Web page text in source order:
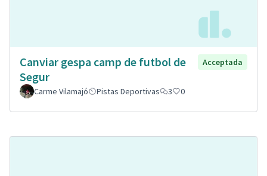
Canviar gespa camp de futbol de
Segur
Acceptada
Carme Vilamajó Pistas Deportivas 3 0